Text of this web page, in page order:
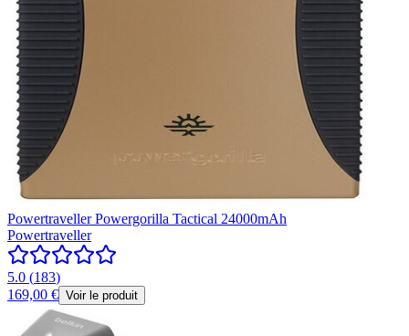
Powertraveller Powergorilla Tactical 24000mAh
Powertraveller
5.0 (183)
169,00 € Voir le produit